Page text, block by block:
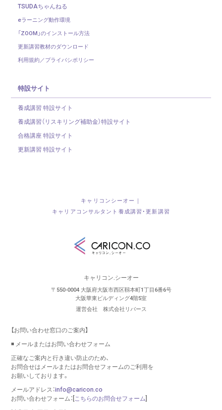
TSUDAちゃんねる
eラーニング動作環境
「ZOOM」のインストール方法
更新講習教材のダウンロード
利用規約／プライバシポリシー
特設サイト
養成講習 特設サイト
養成講習（リスキリング補助金）特設サイト
合格講座 特設サイト
更新講習 特設サイト
キャリコンシーオー｜
キャリアコンサルタント養成講習・更新講習
キャリコン.シーオー
〒550-0004 大阪府大阪市西区靱本町1丁目6番6号
大阪華東ビルディング4階5室
運営会社 株式会社リバース
【お問い合わせ窓口のご案内】
◾️ メールまたはお問い合わせフォーム
正確なご案内と行き違い防止のため、
お問合せはメールまたはお問合せフォームのご利用を
お願いしております。
メールアドレス：info@caricon.co
お問い合わせフォーム：[こちらのお問合せフォーム]